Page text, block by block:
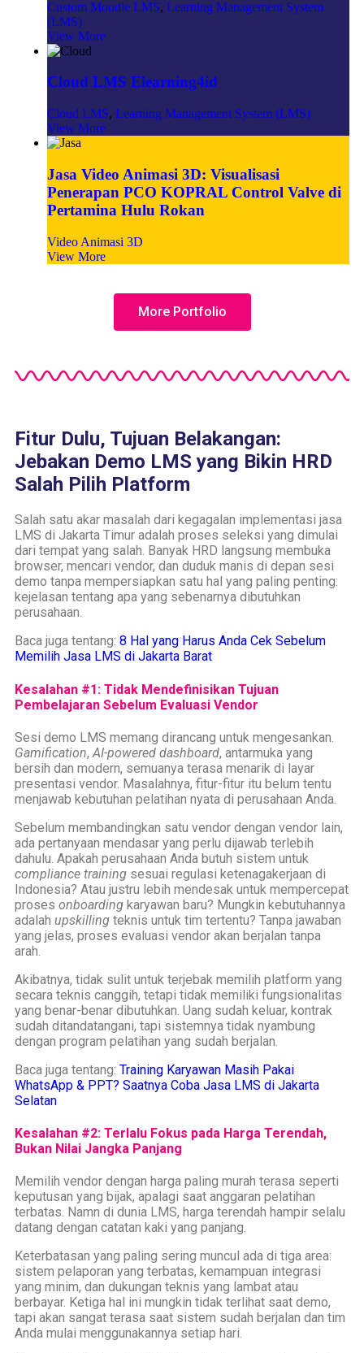
Custom Moodle LMS, Learning Management System
(LMS)
View More
Cloud LMS Elearning4id
Cloud LMS, Learning Management System (LMS)
View More
Jasa Video Animasi 3D: Visualisasi
Penerapan PCO KOPRAL Control Valve di
Pertamina Hulu Rokan
Video Animasi 3D
View More
More Portfolio
Fitur Dulu, Tujuan Belakangan:
Jebakan Demo LMS yang Bikin HRD
Salah Pilih Platform
Salah satu akar masalah dari kegagalan implementasi jasa
LMS di Jakarta Timur adalah proses seleksi yang dimulai
dari tempat yang salah. Banyak HRD langsung membuka
browser, mencari vendor, dan duduk manis di depan sesi
demo tanpa mempersiapkan satu hal yang paling penting:
kejelasan tentang apa yang sebenarnya dibutuhkan
perusahaan.
Baca juga tentang: 8 Hal yang Harus Anda Cek Sebelum
Memilih Jasa LMS di Jakarta Barat
Kesalahan #1: Tidak Mendefinisikan Tujuan
Pembelajaran Sebelum Evaluasi Vendor
Sesi demo LMS memang dirancang untuk mengesankan.
Gamification,AI-powered dashboard, antarmuka yang
bersih dan modern, semuanya terasa menarik di layar
presentasi vendor. Masalahnya, fitur-fitur itu belum tentu
menjawab kebutuhan pelatihan nyata di perusahaan Anda.
Sebelum membandingkan satu vendor dengan vendor lain,
ada pertanyaan mendasar yang perlu dijawab terlebih
dahulu. Apakah perusahaan Anda butuh sistem untuk
compliance training sesuai regulasi ketenagakerjaan di
Indonesia? Atau justru lebih mendesak untuk mempercepat
proses onboarding karyawan baru? Mungkin kebutuhannya
adalah upskilling teknis untuk tim tertentu? Tanpa jawaban
yang jelas, proses evaluasi vendor akan berjalan tanpa
arah.
Akibatnya, tidak sulit untuk terjebak memilih platform yang
secara teknis canggih, tetapi tidak memiliki fungsionalitas
yang benar-benar dibutuhkan. Uang sudah keluar, kontrak
sudah ditandatangani, tapi sistemnya tidak nyambung
dengan program pelatihan yang sudah berjalan.
Baca juga tentang: Training Karyawan Masih Pakai
WhatsApp & PPT? Saatnya Coba Jasa LMS di Jakarta
Selatan
Kesalahan #2: Terlalu Fokus pada Harga Terendah,
Bukan Nilai Jangka Panjang
Memilih vendor dengan harga paling murah terasa seperti
keputusan yang bijak, apalagi saat anggaran pelatihan
terbatas. Namn di dunia LMS, harga terendah hampir selalu
datang dengan catatan kaki yang panjang.
Keterbatasan yang paling sering muncul ada di tiga area:
sistem pelaporan yang terbatas, kemampuan integrasi
yang minim, dan dukungan teknis yang lambat atau
berbayar. Ketiga hal ini mungkin tidak terlihat saat demo,
tapi akan sangat terasa saat sistem sudah berjalan dan tim
Anda mulai menggunakannya setiap hari.